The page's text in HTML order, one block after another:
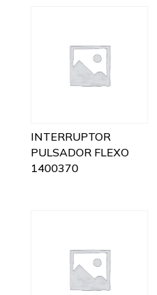
INTERRUPTOR
PULSADOR FLEXO
1400370